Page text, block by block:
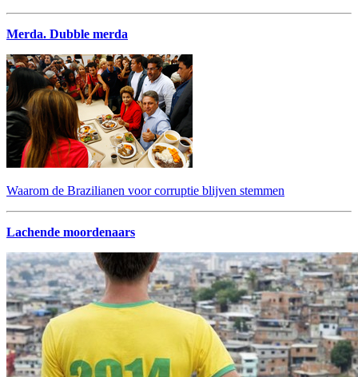
Merda. Dubble merda
Waarom de Brazilianen voor corruptie blijven stemmen
Lachende moordenaars